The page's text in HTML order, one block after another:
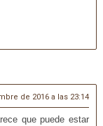
de 2016 a las 23:14
que puede estar